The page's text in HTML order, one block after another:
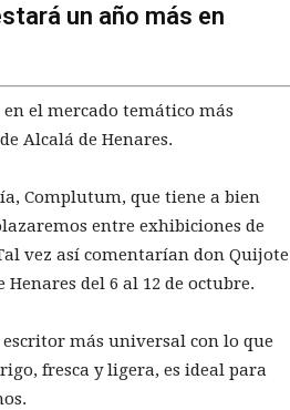
un año más en
el mercado temático más
Alcalá de Henares.
Complutum, que tiene a bien
entre exhibiciones de
vez así comentarían don Quijote
del 6 al 12 de octubre.
más universal con lo que
fresca y ligera, es ideal para